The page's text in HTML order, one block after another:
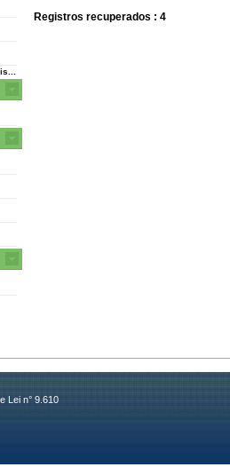
Registros recuperados : 4
Lei n° 9.610